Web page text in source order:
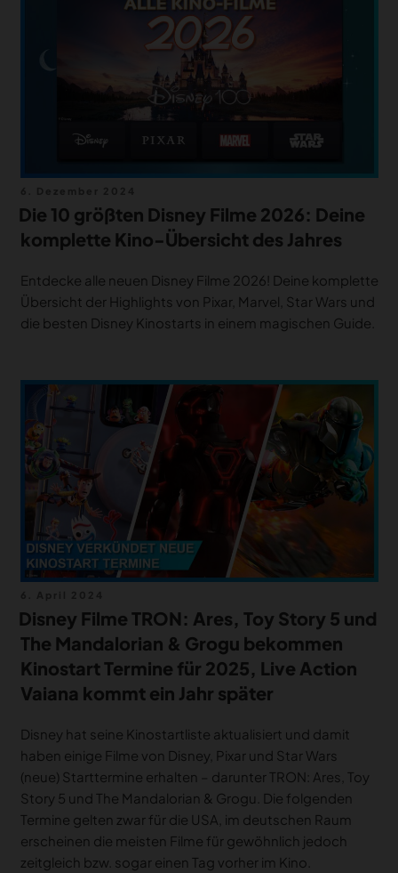
am
Die 10 größten Disney Filme 2026: Deine
komplette Kino-Übersicht des Jahres
Entdecke alle neuen Disney Filme 2026! Deine komplette
Übersicht der Highlights von Pixar, Marvel, Star Wars und
die besten Disney Kinostarts in einem magischen Guide.
am
Disney Filme TRON: Ares, Toy Story 5 und
The Mandalorian & Grogu bekommen
Kinostart Termine für 2025, Live Action
Vaiana kommt ein Jahr später
Disney hat seine Kinostartliste aktualisiert und damit
haben einige Filme von Disney, Pixar und Star Wars
(neue) Starttermine erhalten – darunter TRON: Ares, Toy
Story 5 und The Mandalorian & Grogu. Die folgenden
Termine gelten zwar für die USA, im deutschen Raum
erscheinen die meisten Filme für gewöhnlich jedoch
zeitgleich bzw. sogar einen Tag vorher im Kino.